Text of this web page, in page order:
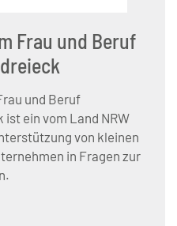
Frau und Beruf
und Beruf
ein vom Land NRW
von kleinen
in Fragen zur